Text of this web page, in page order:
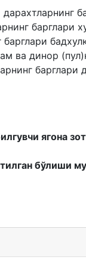
барглари
ва динор
барглари
ягона
бўлиши